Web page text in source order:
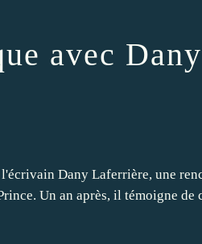
avec Dany
Dany Laferrière, une
Un an après, il témoigne de